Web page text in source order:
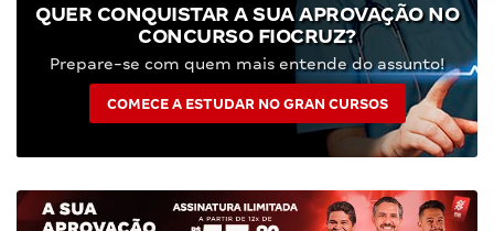
QUER CONQUISTAR A SUA APROVAÇÃO NO
CONCURSO FIOCRUZ?
Prepare-se com quem mais entende do assunto!
COMECE A ESTUDAR NO GRAN CURSOS